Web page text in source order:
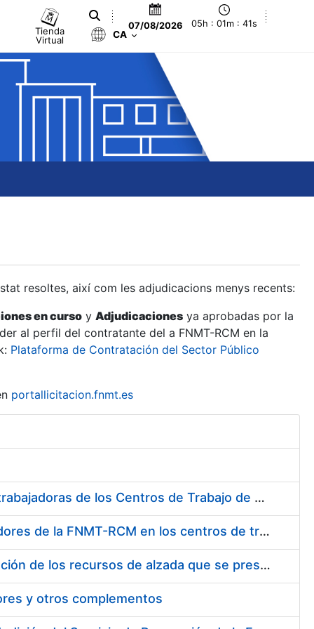
Tienda
Virtual
07/08/2026 05h : 01m : 42s
CA
resoltes, així com les adjudicacions menys recents:
en curso y Adjudicaciones ya aprobadas por la
al perfil del contratante del a FNMT-RCM en la
Plataforma de Contratación del Sector Público
portallicitacion.fnmt.es
Suministro de Protectores Auditivos a medida para las personas trabajadoras de los Centros de Trabajo de Madrid y Burgos
Suministro de gafas graduadas antiproyecciones para los trabajadores de la FNMT-RCM en los centros de trabajo de Madrid y Burgos
Servicios de una empresa externa para el asesoramiento y resolución de los recursos de alzada que se presentan relacionados con procesos de selección para la FNMT-RCM
y otros complementos